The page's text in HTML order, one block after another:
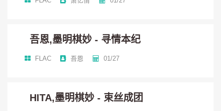
笔墨曾寻过花间相逢处
揽来星子烹茶待煮
霸刀（五音JW）：
凭刀会友 凌霄尽踏
吾恩,墨明棋妙 - 寻情本纪
FLAC 吾恩 01/27
HITA,墨明棋妙 - 束丝成团